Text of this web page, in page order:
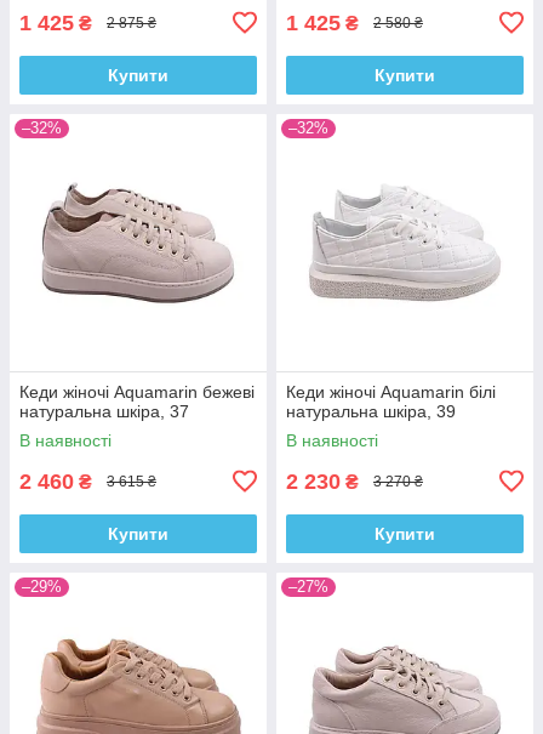
1 425 ₴ 2 875 ₴
Купити
1 425 ₴ 2 580 ₴
Купити
–32%
Кеди жіночі Aquamarin бежеві
натуральна шкіра, 37
В наявності
2 460 ₴ 3 615 ₴
Купити
–32%
Кеди жіночі Aquamarin білі
натуральна шкіра, 39
В наявності
2 230 ₴ 3 270 ₴
Купити
–29% –27%